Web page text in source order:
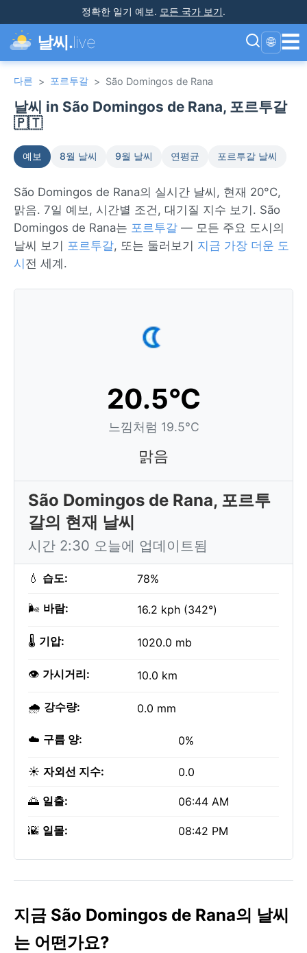
정확한 일기 예보. 모든 국가 보기.
날씨.live 🌐 ☰
다른 > 포르투갈 > São Domingos de Rana
날씨 in São Domingos de Rana, 포르투갈
🇵🇹
예보 8월 날씨 9월 날씨 연평균 포르투갈 날씨
São Domingos de Rana의 실시간 날씨, 현재 20°C,
맑음. 7일 예보, 시간별 조건, 대기질 지수 보기. São
Domingos de Rana는 포르투갈 — 모든 주요 도시의
날씨 보기 포르투갈, 또는 둘러보기 지금 가장 더운 도
시 전 세계.
20.5°C
느낌처럼 19.5°C
맑음
São Domingos de Rana, 포르투
갈의 현재 날씨
시간 2:30 오늘에 업데이트됨
💧 습도: 78%
🌬️ 바람: 16.2 kph (342°)
🌡️ 기압: 1020.0 mb
👁️ 가시거리: 10.0 km
🌧️ 강수량: 0.0 mm
☁️ 구름 양: 0%
☀️ 자외선 지수: 0.0
🌅 일출: 06:44 AM
🌇 일몰: 08:42 PM
지금 São Domingos de Rana의 날씨
는 어떤가요?